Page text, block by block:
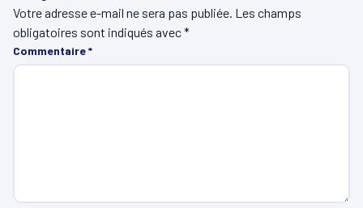
Votre adresse e-mail ne sera pas publiée. Les champs
obligatoires sont indiqués avec*
Commentaire*